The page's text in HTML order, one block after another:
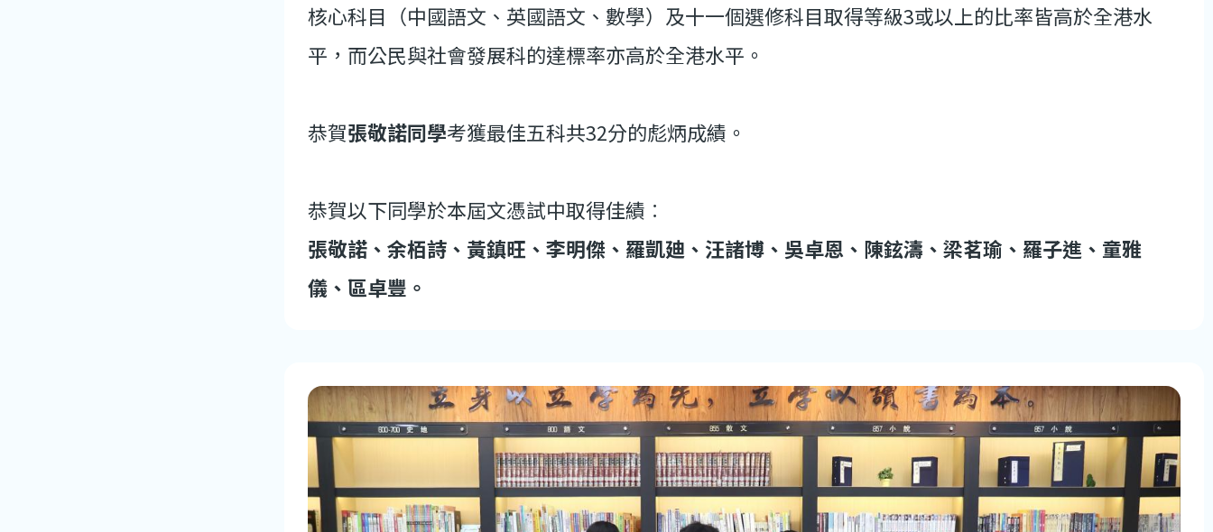
核心科目（中國語文、英國語文、數學）及十一個選修科目取得等級3或以上的比率皆高於全港水
平，而公民與社會發展科的達標率亦高於全港水平。
恭賀張敬諾同學考獲最佳五科共32分的彪炳成績。
恭賀以下同學於本屆文憑試中取得佳績︰
張敬諾、余栢詩、黃鎮旺、李明傑、羅凱廸、汪諸博、吳卓恩、陳鉉濤、梁茗瑜、羅子進、童雅
儀、區卓豐。